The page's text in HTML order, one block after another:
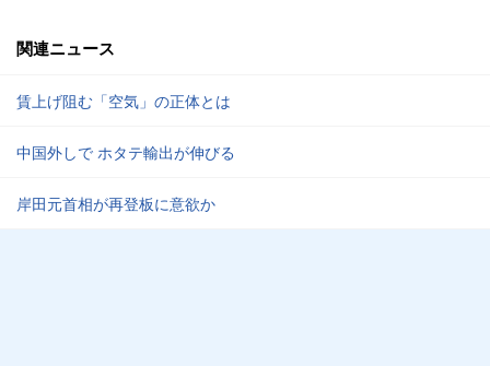
関連ニュース
賃上げ阻む「空気」の正体とは
中国外しで ホタテ輸出が伸びる
岸田元首相が再登板に意欲か